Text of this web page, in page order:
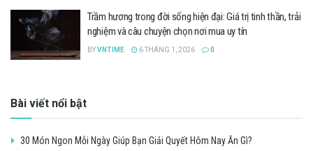
Trầm hương trong đời sống hiện đại: Giá trị tinh thần, trải
nghiệm và câu chuyện chọn nơi mua uy tín
BYVNTIME 6 THÁNG 1, 2026 0
Bài viết nổi bật
30 Món Ngon Mỗi Ngày Giúp Bạn Giải Quyết Hôm Nay Ăn Gì?